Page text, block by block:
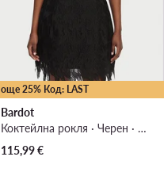
още 25% Код: LAST
Bardot
Коктейлна рокля · Черен · Мини
115,99€